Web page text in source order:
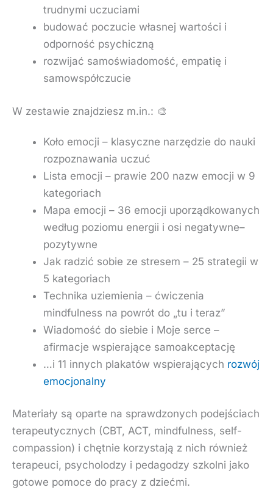
trudnymi uczuciami
budować poczucie własnej wartości i
odporność psychiczną
rozwijać samoświadomość, empatię i
samowspółczucie
W zestawie znajdziesz m.in.: 🎨
Koło emocji – klasyczne narzędzie do nauki
rozpoznawania uczuć
Lista emocji – prawie 200 nazw emocji w 9
kategoriach
Mapa emocji – 36 emocji uporządkowanych
według poziomu energii i osi negatywne–
pozytywne
Jak radzić sobie ze stresem – 25 strategii w
5 kategoriach
Technika uziemienia – ćwiczenia
mindfulness na powrót do „tu i teraz”
Wiadomość do siebie i Moje serce –
afirmacje wspierające samoakceptację
…i 11 innych plakatów wspierających rozwój
emocjonalny
Materiały są oparte na sprawdzonych podejściach
terapeutycznych (CBT, ACT, mindfulness, self-
compassion) i chętnie korzystają z nich również
terapeuci, psycholodzy i pedagodzy szkolni jako
gotowe pomoce do pracy z dziećmi.